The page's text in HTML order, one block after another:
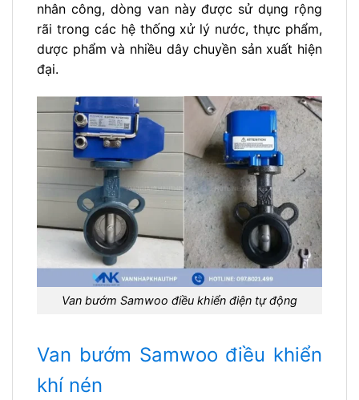
nhân công, dòng van này được sử dụng rộng
rãi trong các hệ thống xử lý nước, thực phẩm,
dược phẩm và nhiều dây chuyền sản xuất hiện
đại.
Van bướm Samwoo điều khiển điện tự động
Van bướm Samwoo điều khiển
khí nén